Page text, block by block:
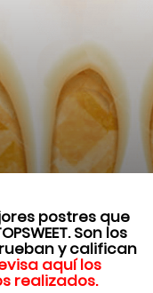
postres que
. Son los
y califican
aquí los
realizados.